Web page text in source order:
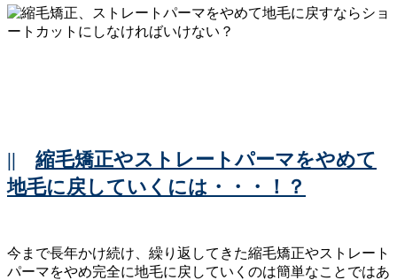
|| 縮毛矯正やストレートパーマをやめて
地毛に戻していくには・・・！？
今まで長年かけ続け、繰り返してきた縮毛矯正やストレート
パーマをやめ完全に地毛に戻していくのは簡単なことではあ